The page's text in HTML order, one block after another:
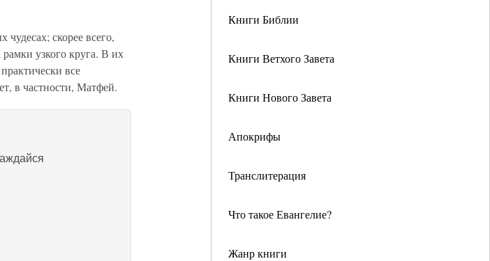
Книги Библии
Книги Ветхого Завета
Книги Нового Завета
Апокрифы
Транслитерация
Что такое Евангелие?
Жанр книги
скорее всего,
узкого круга. В их
все
в частности, Матфей.